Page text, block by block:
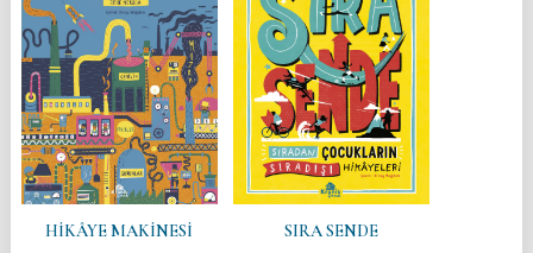
HİKÂYE MAKİNESİ SIRA SENDE